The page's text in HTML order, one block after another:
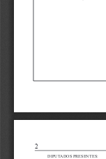
2
DIPUTADOS PRESENTES: